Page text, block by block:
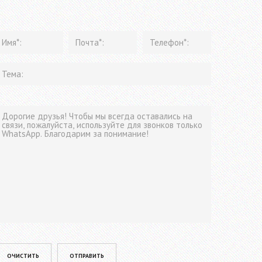
leave this field empty.